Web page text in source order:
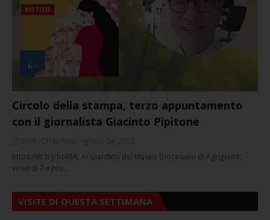
NOTIZIE
Circolo della stampa, terzo appuntamento
con il giornalista Giacinto Pipitone
https://ift.tt/JrhoRML Al Giardino del Museo Diocesano di Agrigento,
venerdì 7 agos…
VISITE DI QUESTA SETTIMANA